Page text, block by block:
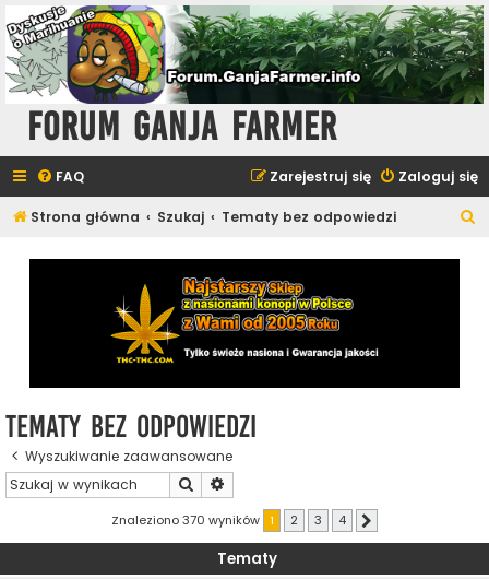
Forum Ganja Farmer
FAQ Zaloguj się
Zarejestruj się
Strona główna Szukaj Tematy bez odpowiedzi
Tematy bez odpowiedzi
Wyszukiwanie zaawansowane
Szukaj
Znaleziono 370 wyników 1 2 3 4
Tematy